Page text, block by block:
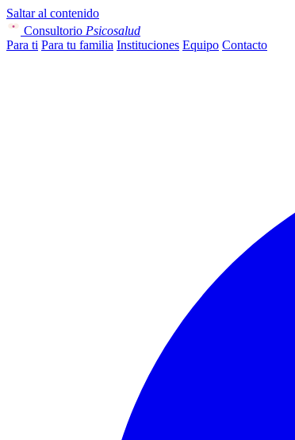
Saltar al contenido
Consultorio Psicosalud
Para ti Para tu familia Instituciones Equipo Contacto